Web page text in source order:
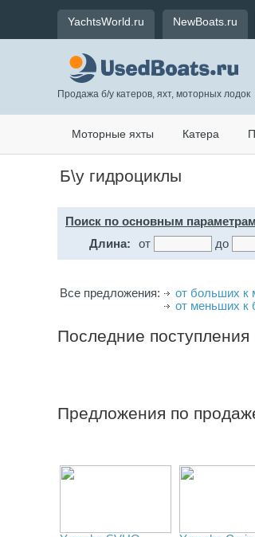
YachtsWorld.ru NewBoats.ru
Продажа б/у катеров, яхт, моторных лодок
Моторные яхты Катера
Б\у гидроциклы
Поиск по основным
Длина:
от до
Все предложения: от больших к
от меньших к
Последние
Предложения по